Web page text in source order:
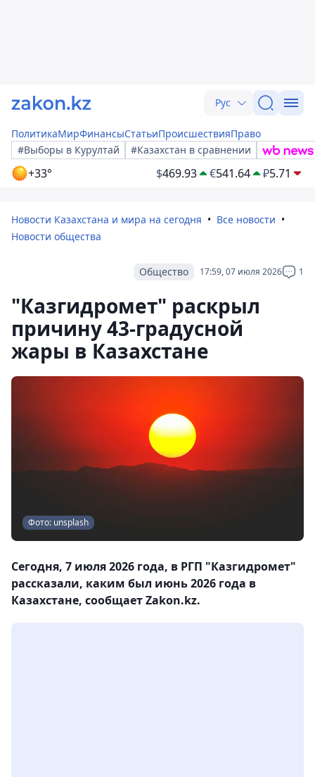
Рус
ПолитикаМирФинансыСтатьиПроисшествияПраво
#Выборы в Курултай
#Казахстан в сравнении
+33° $469.93 €541.64 ₽5.71
Новости Казахстана и мира на сегодня
Все новости
Новости общества
17:59, 07 июля 2026 1
Общество
"Казгидромет" раскрыл
причину 43-градусной
жары в Казахстане
Фото: unsplash
Сегодня, 7 июля 2026 года, в РГП "Казгидромет"
рассказали, каким был июнь 2026 года в
Казахстане, сообщает Zakon.kz.